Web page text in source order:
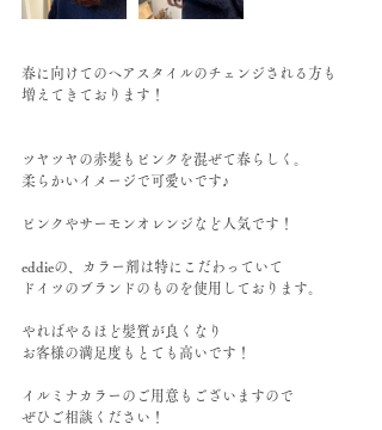
春に向けてのヘアスタイルのチェンジされる方も
増えてきております！
ツヤツヤの赤髪もピンクを混ぜて春らしく。
柔らかいイメージで可愛いです♪
ピンクやサーモンオレンジなど人気です！
eddieの、カラー剤は特にこだわっていて
ドイツのブランドのものを使用しております。
やればやるほど髪質が良くなり
お客様の満足度もとても高いです！
イルミナカラーのご用意もございますので
ぜひご相談ください！